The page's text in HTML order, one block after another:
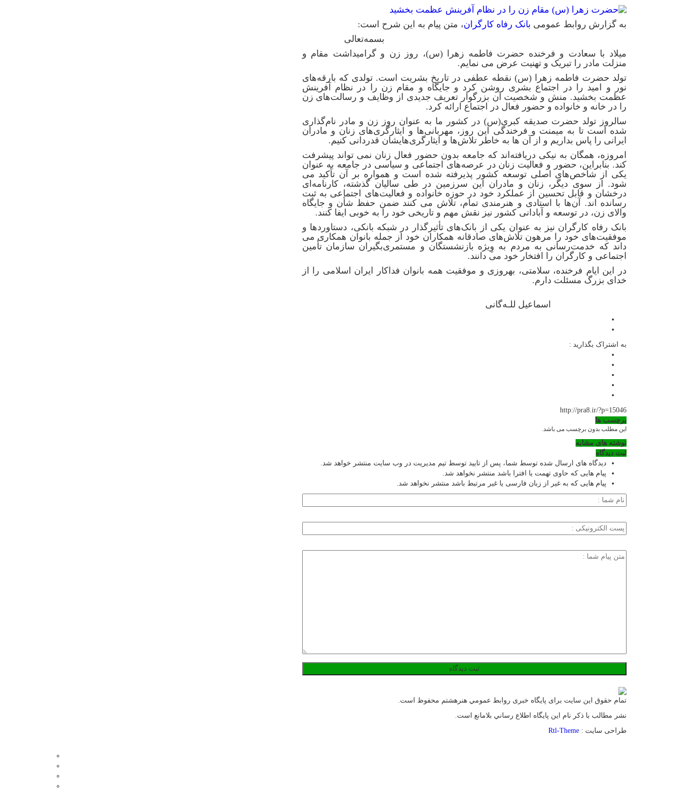
به گزارش روابط عمومی بانک رفاه کارگران، متن پیام به این شرح است:
بسمه‌تعالی
میلاد با سعادت و فرخنده حضرت فاطمه زهرا (س)، روز زن و گرامیداشت مقام و
منزلت مادر را تبریک و تهنیت عرض می نمایم.
تولد حضرت فاطمه زهرا (س) نقطه عطفی در تاریخ بشریت است. تولدی که بارقه‌های
نور و امید را در اجتماع بشری روشن کرد و جایگاه و مقام زن را در نظام آفرینش
عظمت بخشید. منش و شخصیت آن بزرگوار تعریف جدیدی از وظایف و رسالت‌های زن
را در خانه و خانواده و حضور فعال در اجتماع ارائه کرد.
سالروز تولد حضرت صدیقه‌ کبری(س) در کشور ما به عنوان روز زن و مادر نام‌گذاری
شده است تا به میمنت و فرخندگی این روز، مهربانی‌ها و ایثارگری‌های زنان و مادران
ایرانی را پاس بداریم و از آن ها به خاطر تلاش‌ها و ایثارگری‌هایشان قدردانی کنیم.
امروزه، همگان به نیکی دریافته‌اند که جامعه بدون حضور فعال زنان نمی تواند پیشرفت
کند. بنابراین، حضور و فعالیت زنان در عرصه‌های اجتماعی و سیاسی در جامعه به عنوان
یکی از شاخص‌های اصلی توسعه کشور پذیرفته شده است و همواره بر آن تأکید می
شود. از سوی دیگر، زنان و مادران این سرزمین در طی سالیان گذشته، کارنامه‌ای
درخشان و قابل تحسین از عملکرد خود در حوزه خانواده و فعالیت‌های اجتماعی به ثبت
رسانده اند. آن‌ها با استادی و هنرمندی تمام، تلاش می کنند ضمن حفظ شأن و جایگاه
والای زن، در توسعه و آبادانی کشور نیز نقش مهم و تاریخی خود را به خوبی ایفا کنند.
بانک رفاه کارگران نیز به عنوان یکی از بانک‌های تأثیرگذار در شبکه بانکی، دستاوردها و
موفقیت‌های خود را مرهون تلاش‌های صادقانه همکاران خود از جمله بانوان همکاری می
داند که خدمت‌رسانی به مردم به وِیژه بازنشستگان و مستمری‌بگیران سازمان تأمین
اجتماعی و کارگران را افتخار خود می دانند.
در این ایام فرخنده، سلامتی، بهروزی و موفقیت همه بانوان فداکار ایران اسلامی را از
خدای بزرگ مسئلت دارم.
اسماعیل للـه‌گانی
به اشتراک بگذارید :
http://pra8.ir/?p=15046
برچسب ها
این مطلب بدون برچسب می باشد.
نوشته های مشابه
ثبت دیدگاه
دیدگاه های ارسال شده توسط شما، پس از تایید توسط تیم مدیریت در وب سایت منتشر خواهد شد.
پیام هایی که حاوی تهمت یا افترا باشد منتشر نخواهد شد.
پیام هایی که به غیر از زبان فارسی یا غیر مرتبط باشد منتشر نخواهد شد.
تمام حقوق این سایت برای پایگاه خبری روابط عمومي هنرهشتم محفوظ است.
نشر مطالب با ذکر نام اين پايگاه اطلاع رساني بلامانع است.
طراحی سایت : Rtl-Theme